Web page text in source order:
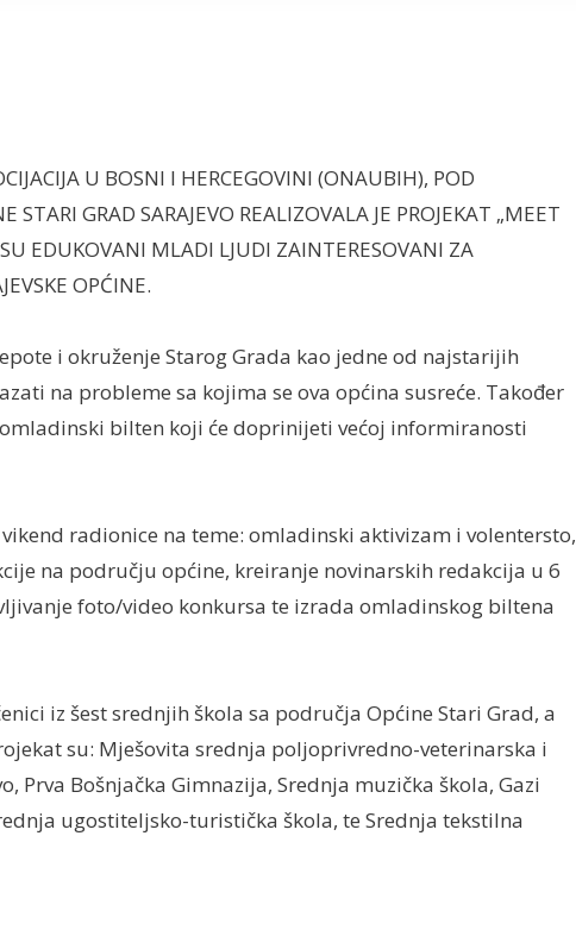
U BOSNI I HERCEGOVINI (ONAUBIH), POD
STARI GRAD SARAJEVO REALIZOVALA JE PROJEKAT „MEET
SU EDUKOVANI MLADI LJUDI ZAINTERESOVANI ZA
OPĆINE.
i okruženje Starog Grada kao jedne od najstarijih
na probleme sa kojima se ova općina susreće. Također
bilten koji će doprinijeti većoj informiranosti
radionice na teme: omladinski aktivizam i volentersto,
na području općine, kreiranje novinarskih redakcija u 6
foto/video konkursa te izrada omladinskog biltena
iz šest srednjih škola sa područja Općine Stari Grad, a
su: Mješovita srednja poljoprivredno-veterinarska i
Prva Bošnjačka Gimnazija, Srednja muzička škola, Gazi
ugostiteljsko-turistička škola, te Srednja tekstilna